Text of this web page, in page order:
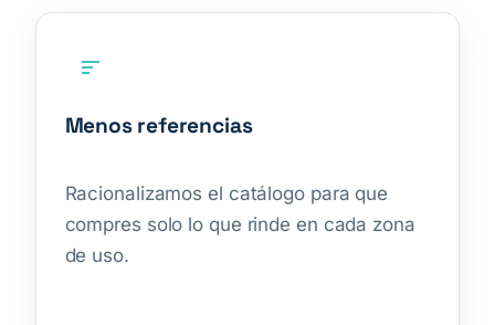
Menos referencias
Racionalizamos el catálogo para que
compres solo lo que rinde en cada zona
de uso.